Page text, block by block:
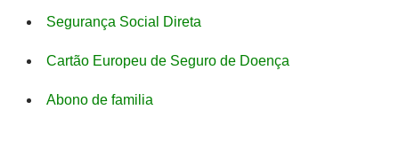
Segurança Social Direta
Cartão Europeu de Seguro de Doença
Abono de familia